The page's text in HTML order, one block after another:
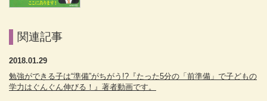
関連記事
2018.01.29
勉強ができる子は“準備”がちがう!?『たった5分の「前準備」で子どもの
学力はぐんぐん伸びる！』著者動画です。